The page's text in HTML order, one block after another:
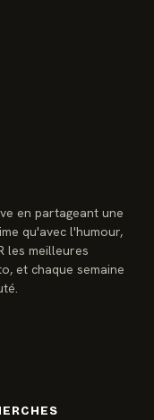
en partageant une
qu'avec l'humour,
les meilleures
et chaque semaine